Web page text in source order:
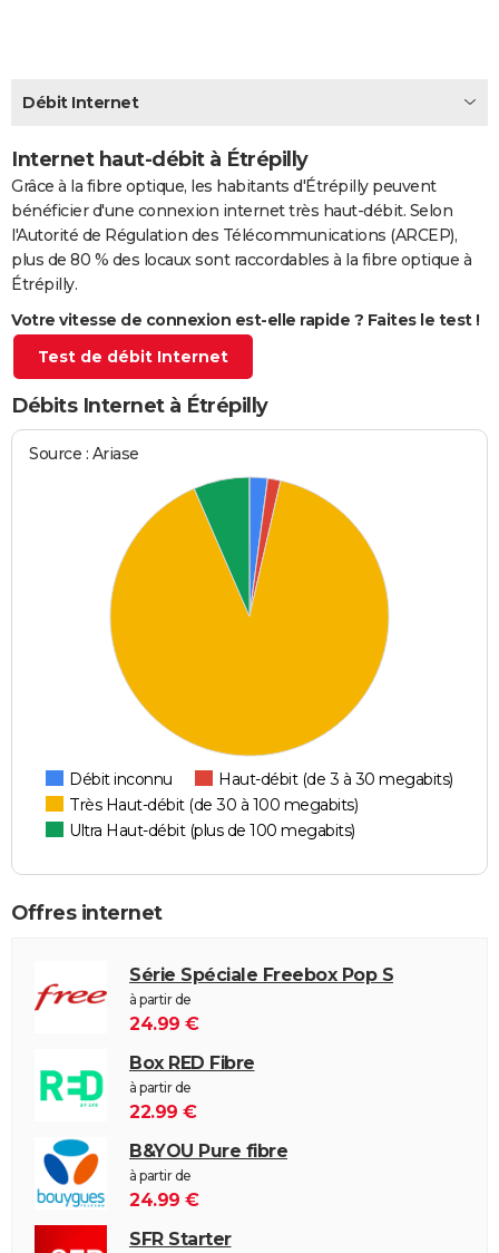
CARTE DE VOEUX
Carte de Noël
Carte Bonne année
Carte Saint-Valentin
Carte Pâques
Carte d'anniversaire
DICTIONNAIRE
PROGRAMME TV
COPAINS D'AVANT
S'inscrire
Se connecter
Lycées
Collèges
Primaires
Universités
Entreprises
Service militaire
Avis de recherche
Bricolage
Lifestyle
Culture
Sport
Auto
Television
Voyage
Cinema
Débit Internet
Internet haut-débit à Étrépilly
Grâce à la fibre optique, les habitants d'Étrépilly peuvent
bénéficier d'une connexion internet très haut-débit. Selon
l'Autorité de Régulation des Télécommunications (ARCEP),
plus de 80 % des locaux sont raccordables à la fibre optique à
Étrépilly.
Votre vitesse de connexion est-elle rapide ? Faites le test !
Test de débit Internet
Débits Internet à Étrépilly
Source : Ariase
Débit inconnu
Haut-débit (de 3 à 30 megabits)
Très Haut-débit (de 30 à 100 megabits)
Ultra Haut-débit (plus de 100 megabits)
Offres internet
Série Spéciale Freebox Pop S
à partir de
24.99 €
Box RED Fibre
à partir de
22.99 €
B&YOU Pure fibre
à partir de
24.99 €
SFR Starter